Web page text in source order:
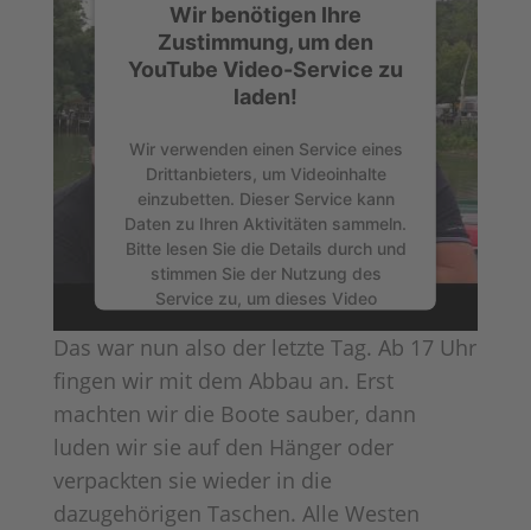
Wir benötigen Ihre
Zustimmung, um den
YouTube Video-Service zu
laden!
Wir verwenden einen Service eines
Drittanbieters, um Videoinhalte
einzubetten. Dieser Service kann
Daten zu Ihren Aktivitäten sammeln.
Bitte lesen Sie die Details durch und
stimmen Sie der Nutzung des
Service zu, um dieses Video
Mehr Informationen
Akzeptieren
Powered byUsercentrics Consent
Management Platform
Das war nun also der letzte Tag. Ab 17 Uhr
fingen wir mit dem Abbau an. Erst
machten wir die Boote sauber, dann
luden wir sie auf den Hänger oder
verpackten sie wieder in die
dazugehörigen Taschen. Alle Westen